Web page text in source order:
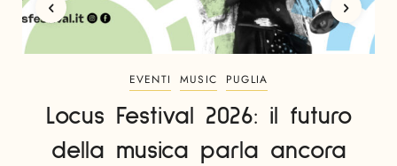
EVENTI MUSIC PUGLIA
Locus Festival 2026: il futuro
della musica parla ancora